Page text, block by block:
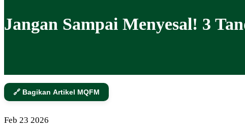
Jangan Sampai Menyesal! 3
🔗 Bagikan Artikel MQFM
Feb 23 2026